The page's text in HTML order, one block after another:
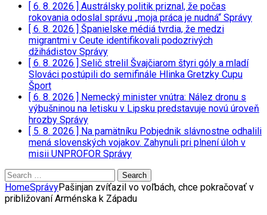
[ 6. 8. 2026 ] Austrálsky politik priznal, že počas
rokovania odoslal správu „moja práca je nudná“ Správy
[ 6. 8. 2026 ] Španielske médiá tvrdia, že medzi
migrantmi v Ceute identifikovali podozrivých
džihádistov Správy
[ 6. 8. 2026 ] Selič strelil Švajčiarom štyri góly a mladí
Slováci postúpili do semifinále Hlinka Gretzky Cupu
Šport
[ 6. 8. 2026 ] Nemecký minister vnútra: Nález dronu s
výbušninou na letisku v Lipsku predstavuje novú úroveň
hrozby Správy
[ 5. 8. 2026 ] Na pamätníku Pobjednik slávnostne odhalili
mená slovenských vojakov. Zahynuli pri plnení úloh v
misii UNPROFOR Správy
Search
for:
HomeSprávyPašinjan zvíťazil vo voľbách, chce pokračovať v
približovaní Arménska k Západu